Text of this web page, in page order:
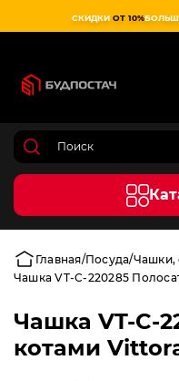
СКИДКИ ОТ 10%
Главная Посуда Чашки,
Чашка VT-C-220285
Чашка VT-C-
котами